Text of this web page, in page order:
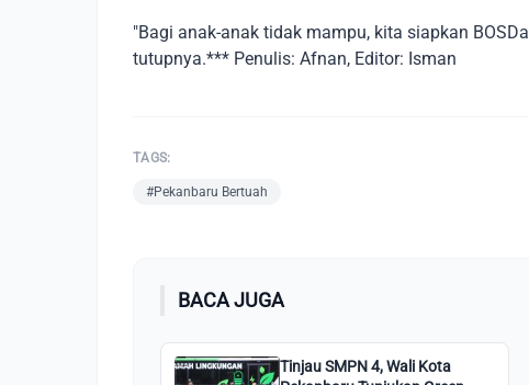
"Bagi anak-anak tidak mampu, kita siapkan
tutupnya.*** Penulis: Afnan, Editor: Isman
TAGS:
#Pekanbaru Bertuah
BACA JUGA
Tinjau SMPN 4, Wali Kota